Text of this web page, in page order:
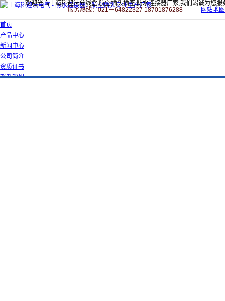
欢迎光临上海科迎法分线盒,航空插头插座,防水连接器厂家,我们竭诚为您服
服务热线：021－64822327 18701876288
网站地图
首页
产品中心
新闻中心
公司简介
资质证书
联系我们